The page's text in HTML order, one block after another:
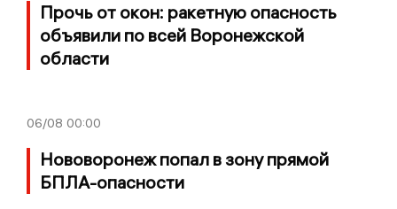
Прочь от окон: ракетную опасность
объявили по всей Воронежской
области
06/08 00:00
Нововоронеж попал в зону прямой
БПЛА-опасности